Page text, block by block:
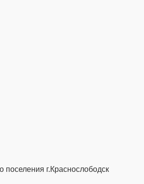
поселения г.Краснослободск